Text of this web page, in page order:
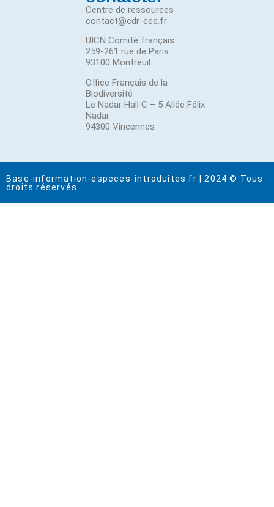
Centre de ressources
contact@cdr-eee.fr
UICN Comité français
259-261 rue de Paris
93100 Montreuil
Office Français de la
Biodiversité
Le Nadar Hall C – 5 Allée Félix
Nadar
94300 Vincennes
Base-information-especes-introduites.fr | 2024 © Tous
droits réservés